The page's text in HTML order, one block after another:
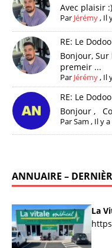
Avec plaisir :)
Par Jérémy, Il
RE: Le
Bonjour,
premeir ...
Par Jérémy, Il
RE: Le
Bonjour ,
ParSam , Il y
ANNUAIRE –
La